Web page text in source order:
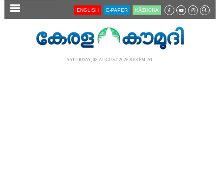
SECTIONS ENGLISH E-PAPER KĀZHCHA
SATURDAY, 08 AUGUST 2026 8.08 PM IST